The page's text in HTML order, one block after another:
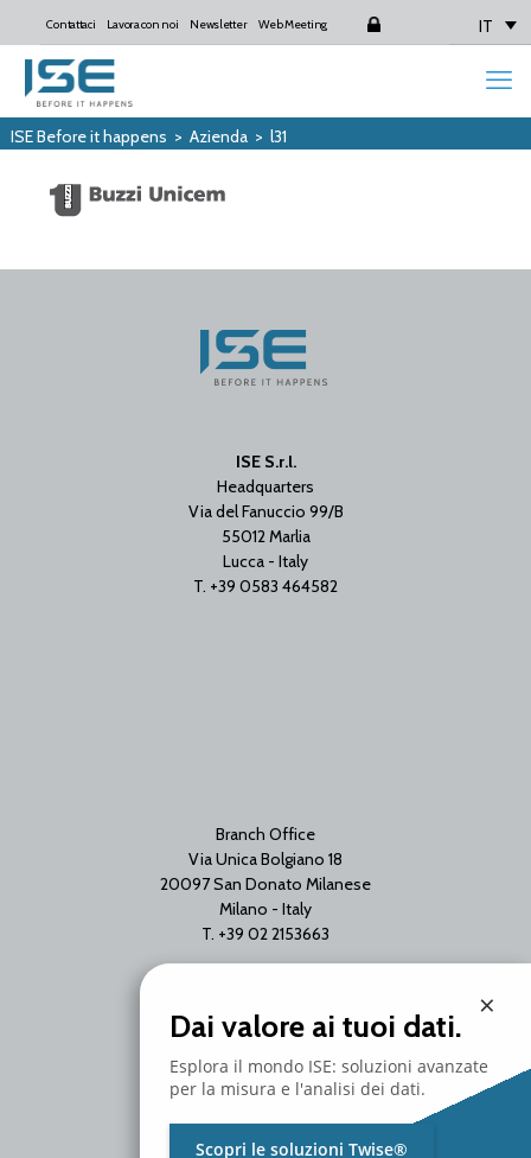
Contattaci Lavora con noi Newsletter Web Meeting IT
ISE Before it happens > Azienda> l31
ISE S.r.l.
Headquarters
Via del Fanuccio 99/B
55012 Marlia
Lucca - Italy
T. +39 0583 464582
Branch Office
Via Unica Bolgiano 18
20097 San Donato Milanese
Milano - Italy
T. +39 02 2153663
×
Dai valore ai tuoi dati.
Esplora il mondo ISE: soluzioni avanzate
per la misura e l'analisi dei dati.
Scopri le soluzioni Twise®